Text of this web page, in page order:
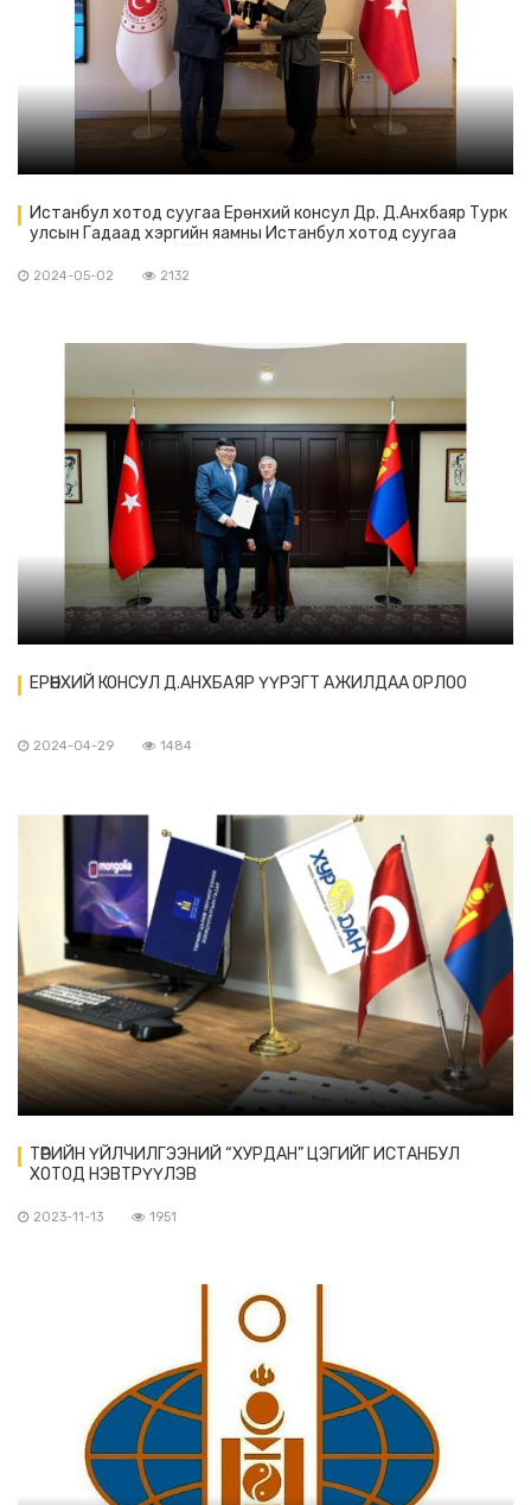
Истанбул хотод суугаа Ерөнхий консул Др. Д.Анхбаяр Турк
улсын Гадаад хэргийн яамны Истанбул хотод суугаа
уулзав.
2024-05-02 2132
ЕРӨНХИЙ КОНСУЛ Д.АНХБАЯР ҮҮРЭГТ АЖИЛДАА ОРЛОО
2024-04-29 1484
ТӨРИЙН ҮЙЛЧИЛГЭЭНИЙ “ХУРДАН” ЦЭГИЙГ ИСТАНБУЛ
ХОТОД НЭВТРҮҮЛЭВ
2023-11-13 1951